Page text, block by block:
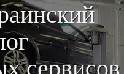
сервисов